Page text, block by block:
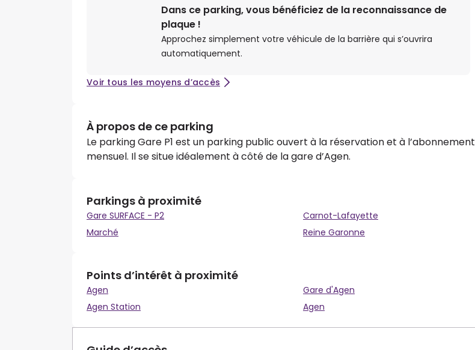
Dans ce parking, vous bénéficiez de la reconnaissance de
plaque !
Approchez simplement votre véhicule de la barrière qui s’ouvrira
automatiquement.
Voir tous les moyens d’accès
À propos de ce parking
Le parking Gare P1 est un parking public ouvert à la réservation et à l’abonnement
mensuel. Il se situe idéalement à côté de la gare d’Agen.
Parkings à proximité
Gare SURFACE - P2
Carnot-Lafayette
Marché
Reine Garonne
Points d’intérêt à proximité
Agen
Gare d'Agen
Agen Station
Agen